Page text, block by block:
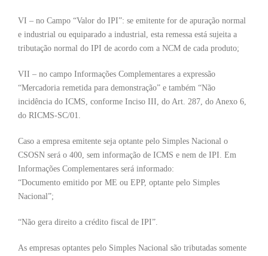
VI – no Campo “Valor do IPI”: se emitente for de apuração normal
e industrial ou equiparado a industrial, esta remessa está sujeita a
tributação normal do IPI de acordo com a NCM de cada produto;
VII – no campo Informações Complementares a expressão
“Mercadoria remetida para demonstração” e também “Não
incidência do ICMS, conforme Inciso III, do Art. 287, do Anexo 6,
do RICMS-SC/01.
Caso a empresa emitente seja optante pelo Simples Nacional o
CSOSN será o 400, sem informação de ICMS e nem de IPI. Em
Informações Complementares será informado:
“Documento emitido por ME ou EPP, optante pelo Simples
Nacional”;
“Não gera direito a crédito fiscal de IPI”.
As empresas optantes pelo Simples Nacional são tributadas somente